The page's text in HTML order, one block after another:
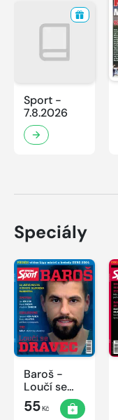
Sport -
7.8.2026
Speciály
Baroš -
Loučí se
dravec
55Kč